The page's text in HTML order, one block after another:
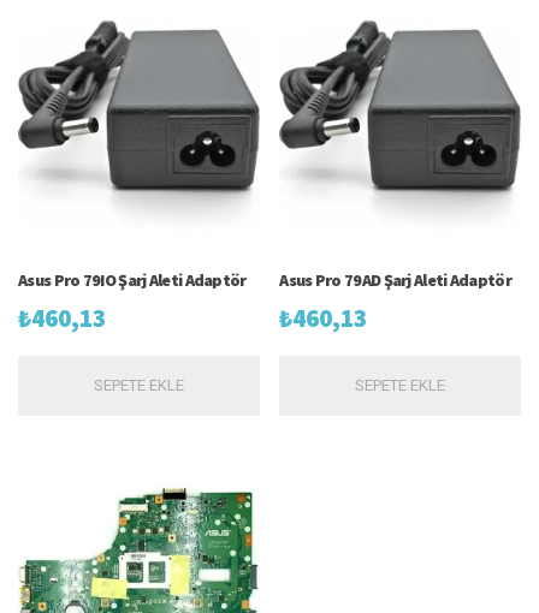
Asus Pro 79IO Şarj Aleti Adaptör
₺460,13
SEPETE EKLE
Asus Pro 79AD Şarj Aleti Adaptör
₺460,13
SEPETE EKLE